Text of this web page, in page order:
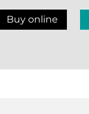
Buy online